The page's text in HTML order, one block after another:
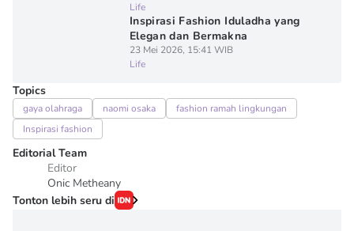
Life
Inspirasi Fashion Iduladha yang
Elegan dan Bermakna
23 Mei 2026, 15:41 WIB
Life
Topics
gaya olahraga naomi osaka
fashion ramah lingkungan
Inspirasi fashion
Editorial Team
Editor
Onic Metheany
Tonton lebih seru di